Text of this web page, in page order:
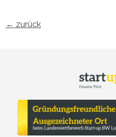
← zurück